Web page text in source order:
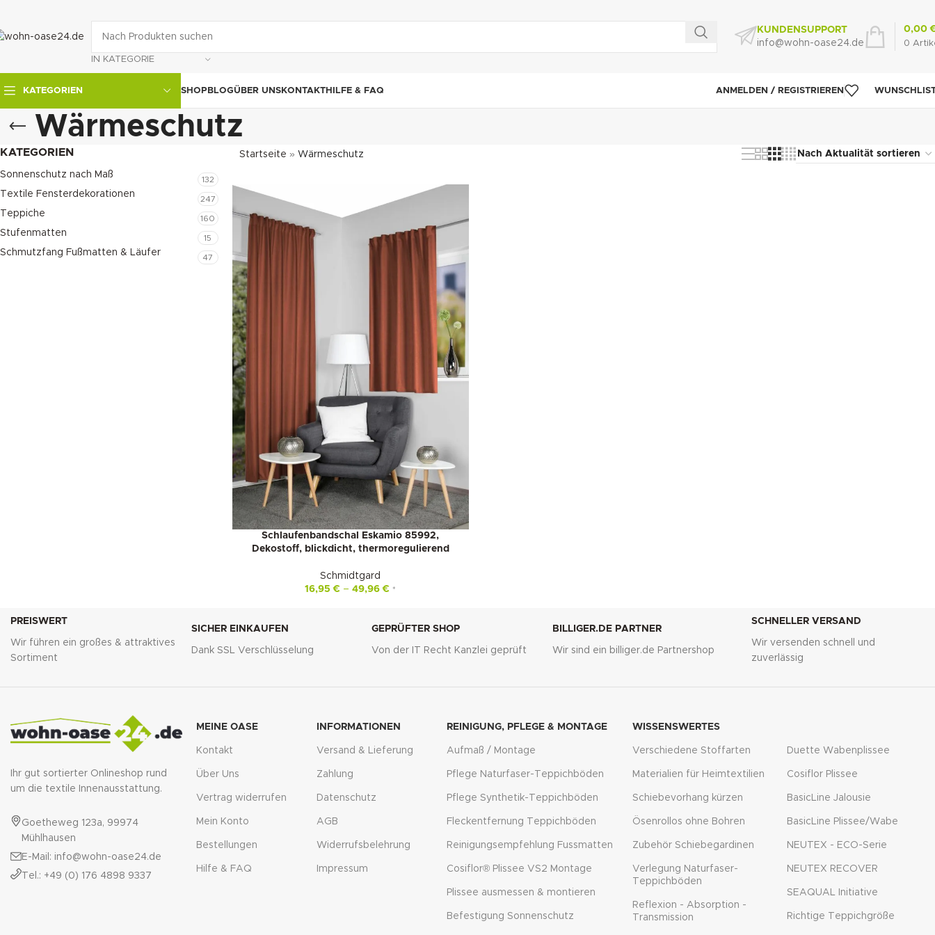
IN KATEGORIE
KUNDENSUPPORT
info@wohn-oase24.de
0
0,00
KATEGORIEN SHOPBLOGÜBER UNSKONTAKTHILFE & FAQ ANMELDEN / REGISTRIEREN
Wärmeschutz
KATEGORIEN
Sonnenschutz nach Maß 132
Textile Fensterdekorationen 247
Teppiche 160
Stufenmatten 15
Schmutzfang Fußmatten & Läufer 47
Startseite » Wärmeschutz
Schlaufenbandschal Eskamio 85992,
Dekostoff, blickdicht, thermoregulierend
Schmidtgard
16,95€ –49,96€ *
PREISWERT
Wir führen ein großes & attraktives
Sortiment
SICHER EINKAUFEN
Dank SSL Verschlüsselung
GEPRÜFTER SHOP
Von der IT Recht Kanzlei geprüft
BILLIGER.DE PARTNER
Wir sind ein billiger.de Partnershop
SCHNELLER VERSAND
Wir versenden schnell und
zuverlässig
Ihr gut sortierter Onlineshop rund
um die textile Innenausstattung.
Goetheweg 123a, 99974
Mühlhausen
E-Mail: info@wohn-oase24.de
Tel.: +49 (0) 176 4898 9337
MEINE OASE
Kontakt
Über Uns
Vertrag widerrufen
Mein Konto
Bestellungen
Hilfe & FAQ
INFORMATIONEN
Versand & Lieferung
Zahlung
Datenschutz
AGB
Widerrufsbelehrung
Impressum
REINIGUNG, PFLEGE & MONTAGE
Aufmaß / Montage
Pflege Naturfaser-Teppichböden
Pflege Synthetik-Teppichböden
Fleckentfernung Teppichböden
Reinigungsempfehlung Fussmatten
Cosiflor® Plissee VS2 Montage
Plissee ausmessen & montieren
Befestigung Sonnenschutz
WISSENSWERTES
Verschiedene Stoffarten
Materialien für Heimtextilien
Schiebevorhang kürzen
Ösenrollos ohne Bohren
Zubehör Schiebegardinen
Verlegung Naturfaser-
Teppichböden
Reflexion - Absorption -
Transmission
Duette Wabenplissee
Cosiflor Plissee
BasicLine Jalousie
BasicLine Plissee/Wabe
NEUTEX - ECO-Serie
NEUTEX RECOVER
SEAQUAL Initiative
Richtige Teppichgröße